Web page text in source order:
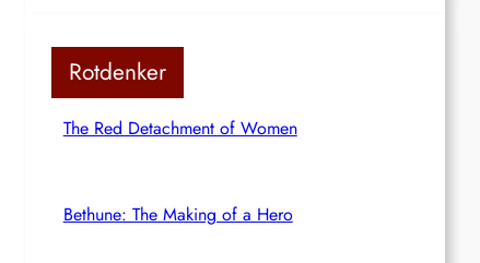
Rotdenker
The Red Detachment of Women
Bethune: The Making of a Hero